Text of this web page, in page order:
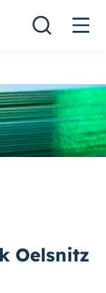
Oelsnitz